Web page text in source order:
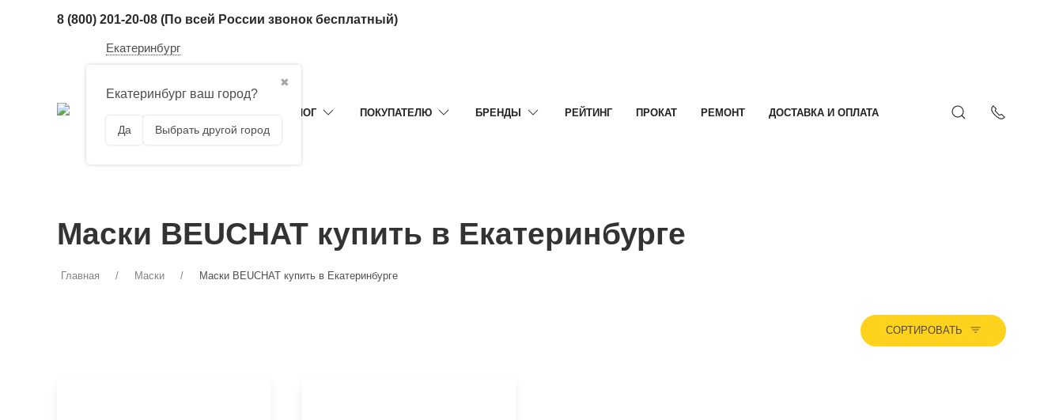
8 (800) 201-20-08 (По всей России звонок бесплатный)
Екатеринбург
✖
Екатеринбург ваш город?
Да Выбрать другой город
КАТАЛОГ ПОКУПАТЕЛЮ БРЕНДЫ РЕЙТИНГ ПРОКАТ РЕМОНТ ДОСТАВКА И ОПЛАТА
Маски BEUCHAT купить в Екатеринбурге
Главная Маски Маски BEUCHAT купить в Екатеринбурге
СОРТИРОВАТЬ